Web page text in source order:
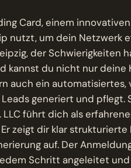
Card, einem
nutzt, um dein Netzwerk
der Schwierigkeiten
kannst du nicht nur
auch ein
generiert und pflegt.
LLC führt dich als
zeigt dir klar strukturierte
auf. Der
Schritt angeleitet